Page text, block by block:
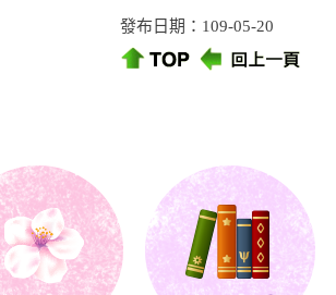
發布日期：109-05-20